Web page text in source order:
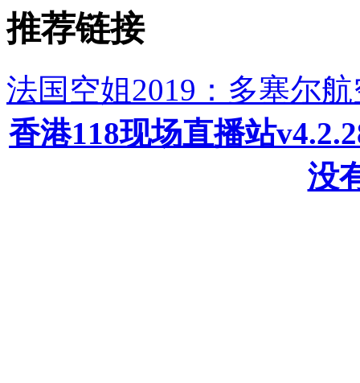
推荐链接
法国空姐2019：多塞尔
香港118现场直播站
没